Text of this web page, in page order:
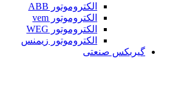
الکتروموتور ABB
الکتروموتور vem
الکتروموتور WEG
الکتروموتور زیمنس
گیربکس صنعتی